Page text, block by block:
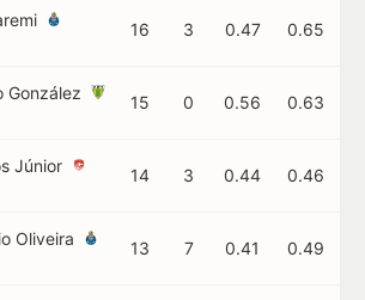
16 3 0.47 0.65
González
15 0 0.56 0.63
Júnior
14 3 0.44 0.46
Oliveira
13 7 0.41 0.49